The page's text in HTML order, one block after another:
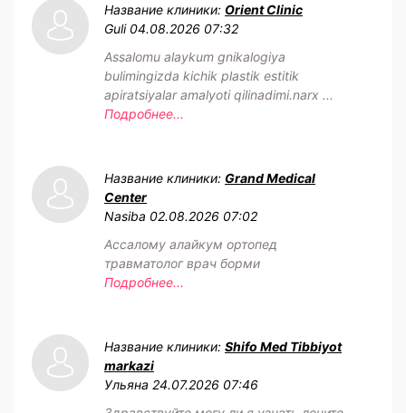
Название клиники: Orient Clinic
Guli 04.08.2026 07:32
Assalomu alaykum gnikalogiya
bulimingizda kichik plastik estitik
apiratsiyalar amalyoti qilinadimi.narx ...
Подробнее...
Название клиники: Grand Medical
Center
Nasiba 02.08.2026 07:02
Ассалому алайкум ортопед
травматолог врач борми
Подробнее...
Название клиники: Shifo Med Tibbiyot
markazi
Ульяна 24.07.2026 07:46